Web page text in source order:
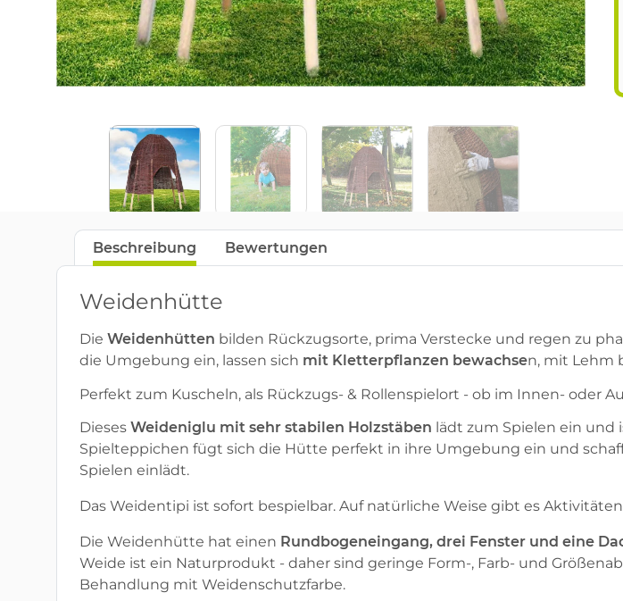
Beschreibung Bewertungen
Weidenhütte
Die Weidenhütten bilden Rückzugsorte, prima Verstecke und regen zu
die Umgebung ein, lassen sich mit Kletterpflanzen bewachsen, mit Lehm
Perfekt zum Kuscheln, als Rückzugs- & Rollenspielort - ob im Innen- oder
Dieses Weideniglu mit sehr stabilen Holzstäben lädt zum Spielen ein und
Spielteppichen fügt sich die Hütte perfekt in ihre Umgebung ein und
Spielen einlädt.
Das Weidentipi ist sofort bespielbar. Auf natürliche Weise gibt es
Die Weidenhütte hat einen Rundbogeneingang, drei Fenster und eine
Weide ist ein Naturprodukt - daher sind geringe Form-, Farb- und
Behandlung mit Weidenschutzfarbe.